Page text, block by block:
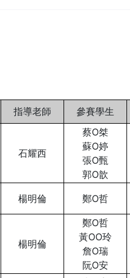
指導老師 參賽學生
石耀西
蔡O桀
蘇O婷
張O甄
郭O歆
楊明倫 鄭O哲
楊明倫
鄭O哲
黃OO玲
詹O瑞
阮O安